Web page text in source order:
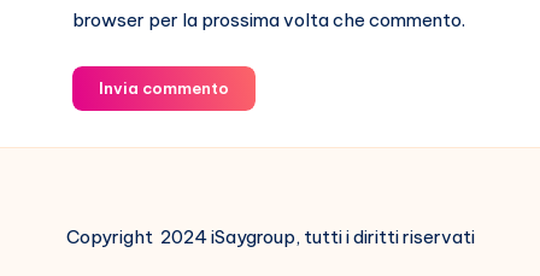
browser per la prossima volta che commento.
Invia commento
Copyright 2024 iSaygroup, tutti i diritti riservati